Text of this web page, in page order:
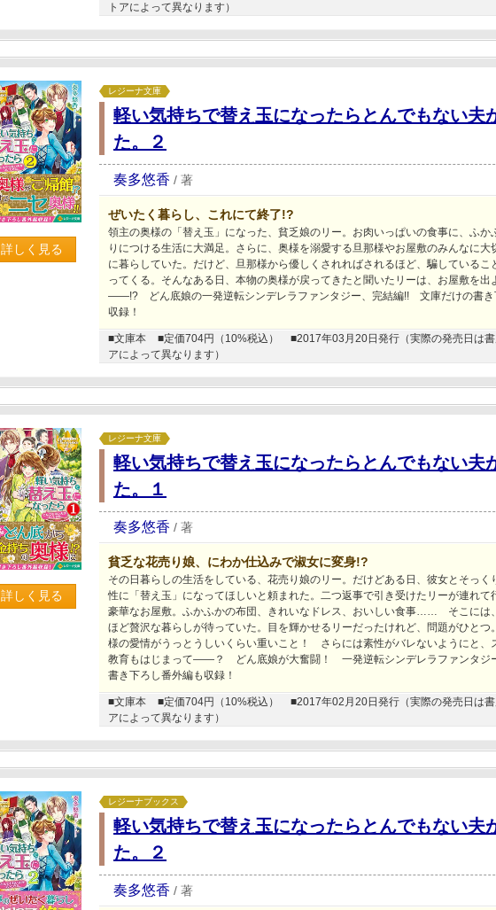
トアによって異なります）
詳しく見る
レジーナ文庫
軽い気持ちで替え玉になったらとんでもない夫
た。２
奏多悠香 / 著
ぜいたく暮らし、これにて終了!?
領主の奥様の「替え玉」になった、貧乏娘のリー。お肉いっぱいの食事に、ふか
りにつける生活に大満足。さらに、奥様を溺愛する旦那様やお屋敷のみんなに大
に暮らしていた。だけど、旦那様から優しくされればされるほど、騙しているこ
ってくる。そんなある日、本物の奥様が戻ってきたと聞いたリーは、お屋敷を出
――!? どん底娘の一発逆転シンデレラファンタジー、完結編!! 文庫だけの書き
収録！
■文庫本 ■定価704円（10%税込）
■2017年03月20日発行（実際の発売日は書
アによって異なります）
詳しく見る
レジーナ文庫
軽い気持ちで替え玉になったらとんでもない夫
た。１
奏多悠香 / 著
貧乏な花売り娘、にわか仕込みで淑女に変身!?
その日暮らしの生活をしている、花売り娘のリー。だけどある日、彼女とそっく
性に「替え玉」になってほしいと頼まれた。二つ返事で引き受けたリーが連れて
豪華なお屋敷。ふかふかの布団、きれいなドレス、おいしい食事…… そこには
ほど贅沢な暮らしが待っていた。目を輝かせるリーだったけれど、問題がひとつ
様の愛情がうっとうしいくらい重いこと！ さらには素性がバレないようにと、
教育もはじまって――？ どん底娘が大奮闘！ 一発逆転シンデレラファンタジ
書き下ろし番外編も収録！
■文庫本 ■定価704円（10%税込）
■2017年02月20日発行（実際の発売日は書
アによって異なります）
レジーナブックス
軽い気持ちで替え玉になったらとんでもない夫
た。２
奏多悠香 / 著